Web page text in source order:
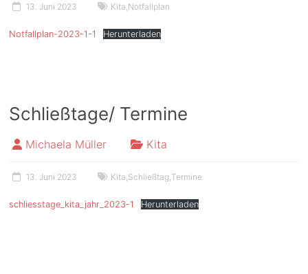
13. Juni 2023 Kita,Notfallplan
Notfallplan-2023-1-1 Herunterladen
Schließtage/ Termine
Michaela Müller Kita
13. Juni 2023 Kita,Schließtag,Termine
schliesstage_kita_jahr_2023-1 Herunterladen